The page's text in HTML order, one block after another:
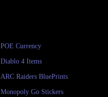
POE Currency
Diablo 4 Items
ARC Raiders BluePrints
Monopoly Go Stickers